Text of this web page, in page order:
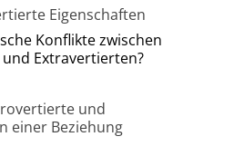
Eigenschaften
Konflikte zwischen
Extravertierten?
und
einer Beziehung